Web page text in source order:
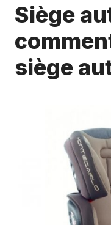
Siège
siège